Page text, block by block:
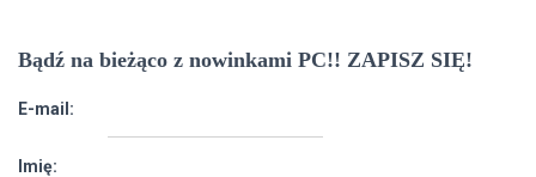
Bądź na bieżąco z nowinkami PC!! ZAPISZ SIĘ!
E-mail:
Imię: